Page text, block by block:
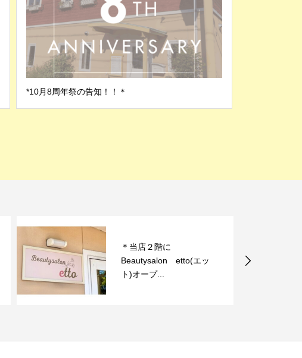
*10月8周年祭の告知！！＊
＊当店２階に
Beautysalon etto(エッ
ト)オープ...